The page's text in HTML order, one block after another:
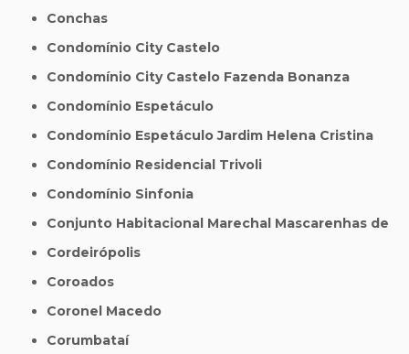
Conchas
Condomínio City Castelo
Condomínio City Castelo Fazenda Bonanza
Condomínio Espetáculo
Condomínio Espetáculo Jardim Helena Cristina
Condomínio Residencial Trivoli
Condomínio Sinfonia
Conjunto Habitacional Marechal Mascarenhas de
Cordeirópolis
Coroados
Coronel Macedo
Corumbataí